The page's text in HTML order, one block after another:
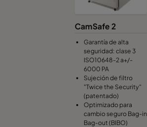
CamSafe 2
Garantía de alta
seguridad: clase 3
ISO10648-2 a+/-
6000 PA
Sujeción de filtro
"Twice the Security"
(patentado)
Optimizado para
cambio seguro Bag-in
Bag-out (BIBO)